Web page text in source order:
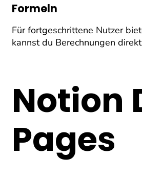
Formeln
Für fortgeschrittene Nutzer
kannst du Berechnungen
Notion
Pages